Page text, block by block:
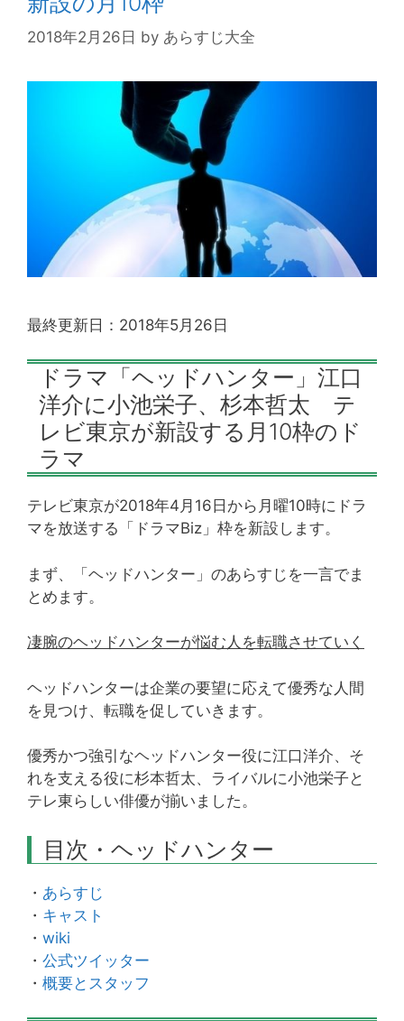
2018年2月26日 by あらすじ大全
最終更新日：2018年5月26日
ドラマ「ヘッドハンター」江口
洋介に小池栄子、杉本哲太 テ
レビ東京が新設する月10枠のド
ラマ
テレビ東京が2018年4月16日から月曜10時にドラ
マを放送する「ドラマBiz」枠を新設します。
まず、「ヘッドハンター」のあらすじを一言でま
とめます。
凄腕のヘッドハンターが悩む人を転職させていく
ヘッドハンターは企業の要望に応えて優秀な人間
を見つけ、転職を促していきます。
優秀かつ強引なヘッドハンター役に江口洋介、そ
れを支える役に杉本哲太、ライバルに小池栄子と
テレ東らしい俳優が揃いました。
目次・ヘッドハンター
・ あらすじ
・ キャスト
・ wiki
・ 公式ツイッター
・ 概要とスタッフ